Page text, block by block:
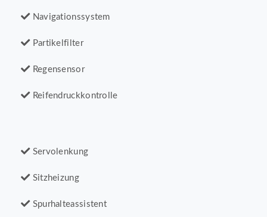
Navigationssystem
Partikelfilter
Regensensor
Reifendruckkontrolle
Servolenkung
Sitzheizung
Spurhalteassistent